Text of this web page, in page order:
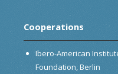
Cooperations
Ibero-American
Foundation, Berlin